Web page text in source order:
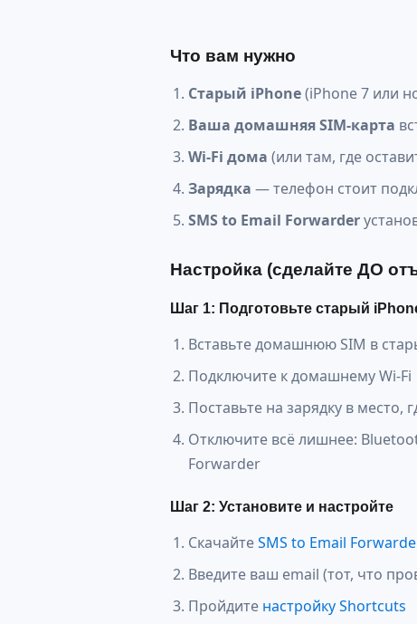
Что вам нужно
Старый iPhone(iPhone 7 или
Ваша домашняя SIM-карта
Wi-Fi дома (или там, где
Зарядка — телефон стоит
SMS to Email Forwarder
Настройка (сделайте ДО
Шаг 1: Подготовьте старый
Вставьте домашнюю SIM в
Подключите к домашнему Wi-Fi
Поставьте на зарядку в место,
Отключите всё лишнее:
Forwarder
Шаг 2: Установите и настройте
СкачайтеSMS to Email
Введите ваш email (тот, что
Пройдите настройку Shortcuts